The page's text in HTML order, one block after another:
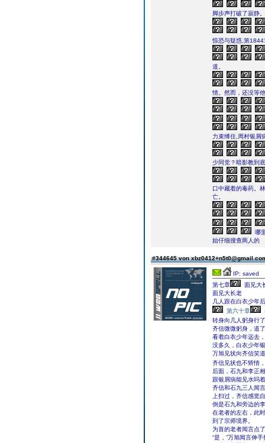
脚步声打破了寂静
惊恐与疑惑,第1844
道。
情。然而，还没等
力束缚住,周村银屑
少同党？暗影教到
口中藏着的毒药。
亡。
哪
始仔细搜查两人的
#344645 von
IP: saved
第七章
面见大
面见大长老
几人跟在白衣少年
第六十章
转身向几人躬身行
齐信微微躬身，道
看着白衣少年远去
没多久，白衣少年
万旭见状向齐信笑
齐信见状也不矫情
后面，石九和李正
跟银屑病能见水吗
齐信和石九三人闻
上扫过，齐信感觉
倒是石九和旁边的
在老者的左右，此
到了宗师境界。
为首的老者闻言点
“是，”万旭闻言伸